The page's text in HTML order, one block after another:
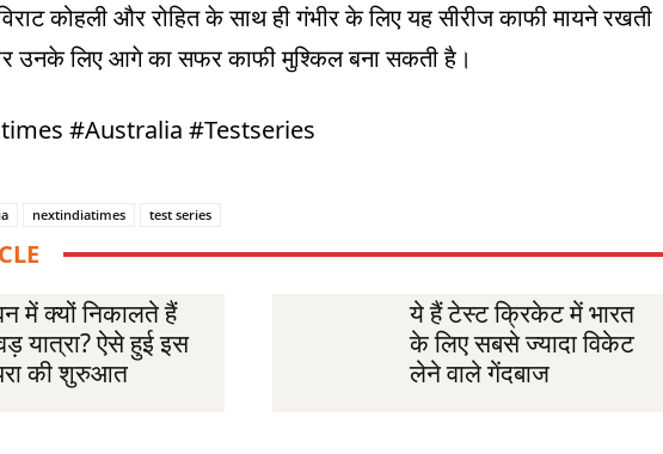
कोहली और रोहित के साथ ही गंभीर के लिए यह सीरीज काफी मायने रखती
उनके लिए आगे का सफर काफी मुश्किल बना सकती है।
#Australia #Testseries
nextindiatimes test series
में क्यों निकालते हैं
यात्रा? ऐसे हुई इस
की शुरुआत
ये हैं टेस्ट क्रिकेट में भारत
के लिए सबसे ज्यादा विकेट
लेने वाले गेंदबाज